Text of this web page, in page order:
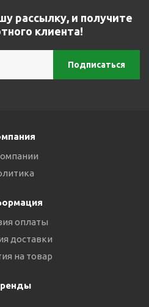
рассылку, и получите
клиента!
оплаты
доставки
на товар